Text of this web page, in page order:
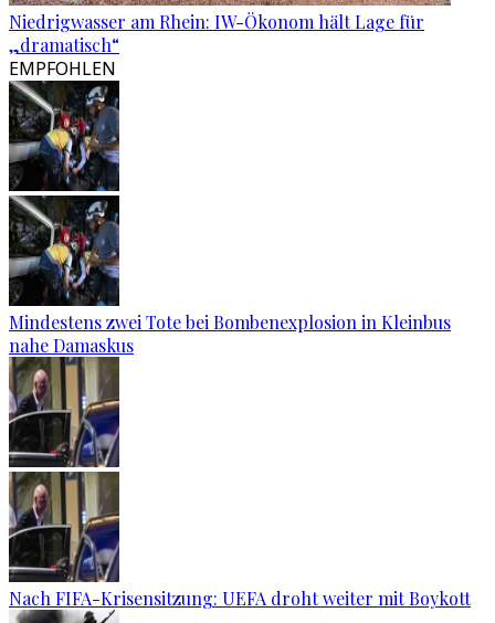
Niedrigwasser am Rhein: IW-Ökonom hält Lage für
„dramatisch“
EMPFOHLEN
Mindestens zwei Tote bei Bombenexplosion in Kleinbus
nahe Damaskus
Nach FIFA-Krisensitzung: UEFA droht weiter mit Boykott